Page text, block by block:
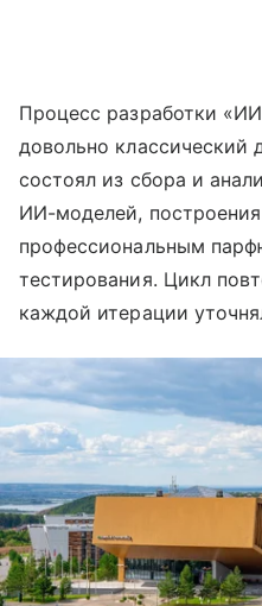
Процесс разработки
довольно классический
состоял из сбора и
ИИ-моделей,
профессиональным
тестирования. Цикл
каждой итерации